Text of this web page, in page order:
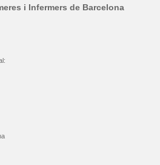
i Infermers de Barcelona